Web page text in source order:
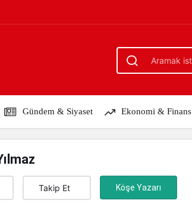
Gündem & Siyaset Ekonomi & Finans
Takip Et Köşe Yazarı
Bir Devletin İflası